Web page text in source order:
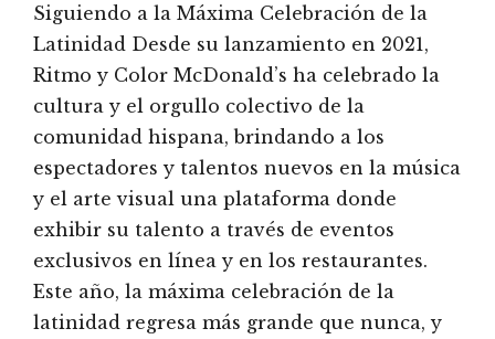
Siguiendo a la Máxima Celebración de la
Latinidad Desde su lanzamiento en 2021,
Ritmo y Color McDonald’s ha celebrado la
cultura y el orgullo colectivo de la
comunidad hispana, brindando a los
espectadores y talentos nuevos en la música
y el arte visual una plataforma donde
exhibir su talento a través de eventos
exclusivos en línea y en los restaurantes.
Este año, la máxima celebración de la
latinidad regresa más grande que nunca, y